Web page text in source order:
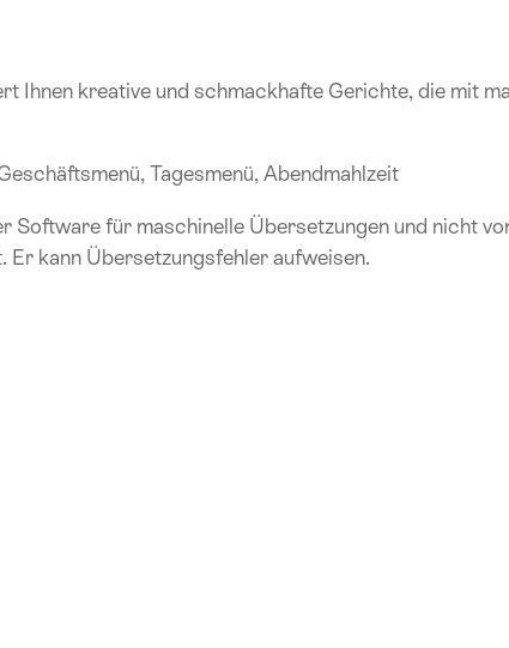
Ihnen kreative und schmackhafte Gerichte, die mit
Tagesmenü, Abendmahlzeit
Software für maschinelle Übersetzungen und nicht
kann Übersetzungsfehler aufweisen.